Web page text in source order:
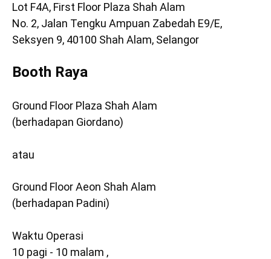
Lot F4A, First Floor Plaza Shah Alam
No. 2, Jalan Tengku Ampuan Zabedah E9/E,
Seksyen 9, 40100 Shah Alam, Selangor
Booth Raya
Ground Floor Plaza Shah Alam
(berhadapan Giordano)
atau
Ground Floor Aeon Shah Alam
(berhadapan Padini)
Waktu Operasi
10 pagi - 10 malam ,